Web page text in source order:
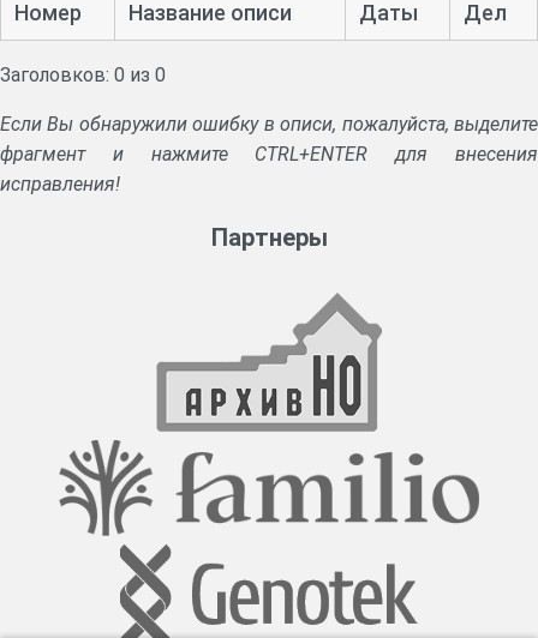
Номер Название описи Даты Дел
Заголовков: 0 из 0
Если Вы обнаружили ошибку в описи, пожалуйста, выделите
фрагмент и нажмите CTRL+ENTER для внесения
исправления!
Партнеры